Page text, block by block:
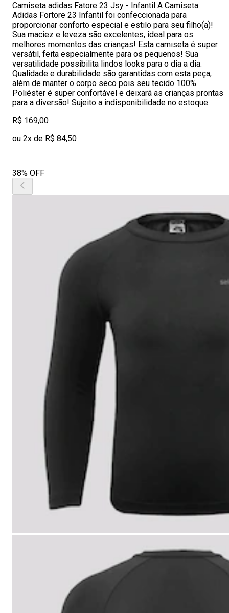
Camiseta adidas Fatore 23 Jsy - Infantil A Camiseta
Adidas Fortore 23 Infantil foi confeccionada para
proporcionar conforto especial e estilo para seu filho(a)!
Sua maciez e leveza são excelentes, ideal para os
melhores momentos das crianças! Esta camiseta é super
versátil, feita especialmente para os pequenos! Sua
versatilidade possibilita lindos looks para o dia a dia.
Qualidade e durabilidade são garantidas com esta peça,
além de manter o corpo seco pois seu tecido 100%
Poliéster é super confortável e deixará as crianças prontas
para a diversão! Sujeito a indisponibilidade no estoque.
R$ 169,00
ou 2x de R$ 84,50
38% OFF